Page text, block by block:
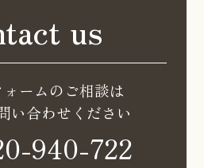
us
ームのご相談は
い合わせください
940-722